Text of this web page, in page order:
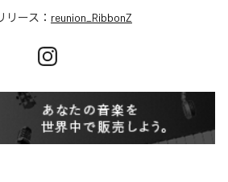
リース： reunion_RibbonZ